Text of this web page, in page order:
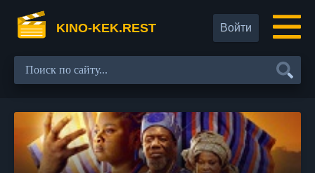
KINO-KEK.REST Войти